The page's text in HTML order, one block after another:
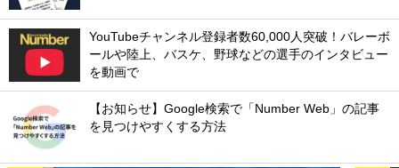
YouTubeチャンネル登録者数60,000人突破！バレーボ
ールや陸上、バスケ、野球などの選手のインタビュー
を動画で
【お知らせ】Google検索で「Number Web」の記事
を見つけやすくする方法